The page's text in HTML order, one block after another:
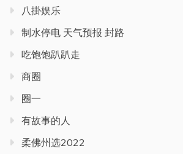
八掛娱乐
制水停电 天气预报 封路
吃饱饱趴趴走
商圈
圈一
有故事的人
柔佛州选2022